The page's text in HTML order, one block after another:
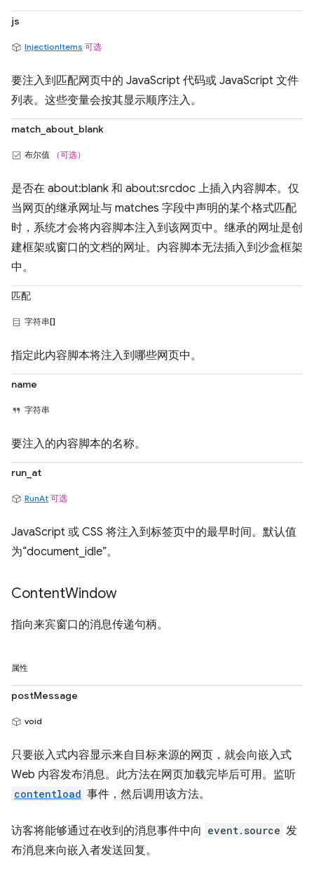
js
InjectionItems 可选
要注入到匹配网页中的 JavaScript 代码或 JavaScript 文件
列表。这些变量会按其显示顺序注入。
match_about_blank
布尔值 （可选）
是否在 about:blank 和 about:srcdoc 上插入内容脚本。仅
当网页的继承网址与 matches 字段中声明的某个格式匹配
时，系统才会将内容脚本注入到该网页中。继承的网址是创
建框架或窗口的文档的网址。内容脚本无法插入到沙盒框架
中。
匹配
字符串[]
指定此内容脚本将注入到哪些网页中。
name
字符串
要注入的内容脚本的名称。
run_at
RunAt 可选
JavaScript 或 CSS 将注入到标签页中的最早时间。默认值
为“document_idle”。
ContentWindow
指向来宾窗口的消息传递句柄。
属性
postMessage
void
只要嵌入式内容显示来自目标来源的网页，就会向嵌入式
Web 内容发布消息。此方法在网页加载完毕后可用。监听
contentload 事件，然后调用该方法。
访客将能够通过在收到的消息事件中向 event.source 发
布消息来向嵌入者发送回复。